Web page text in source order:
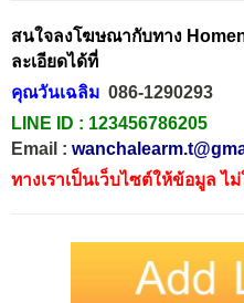
สนใจลงโฆษณากับทาง
ละเอียดได้ที่
คุณวันเฉลิม 086-1290293
LINE ID : 123456786205
Email :
ทางเราเป็นเว็บไซต์ให้ข้อมูล ไ